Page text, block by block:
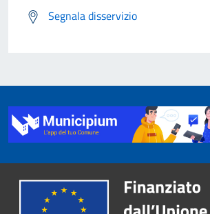
Segnala disservizio